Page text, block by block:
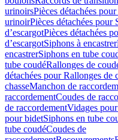
urinoirsPièces détachées
urinoirPièces détachées
d’escargotPièces détachées
d’escargotSiphons à encastrer
encastrerSiphons en tube
tube coudéRallonges de
détachées pour Rallonges de
chasseManchon de
raccordementCoudes de
de raccordementVidages
pour bidetSiphons en tube
tube coudéCoudes de